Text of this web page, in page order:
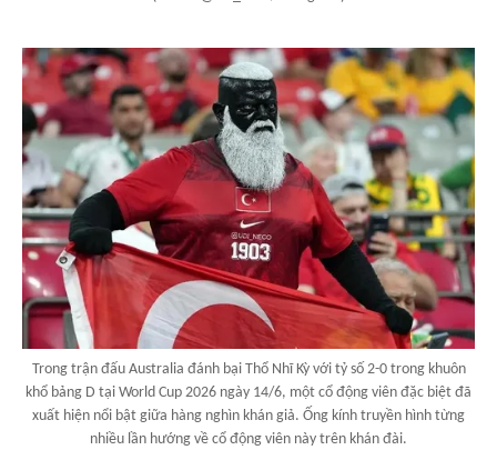
Trong trận đấu Australia đánh bại Thổ Nhĩ Kỳ với tỷ số 2-0 trong khuôn
khổ bảng D tại World Cup 2026 ngày 14/6, một cổ động viên đặc biệt đã
xuất hiện nổi bật giữa hàng nghìn khán giả. Ống kính truyền hình từng
nhiều lần hướng về cổ động viên này trên khán đài.